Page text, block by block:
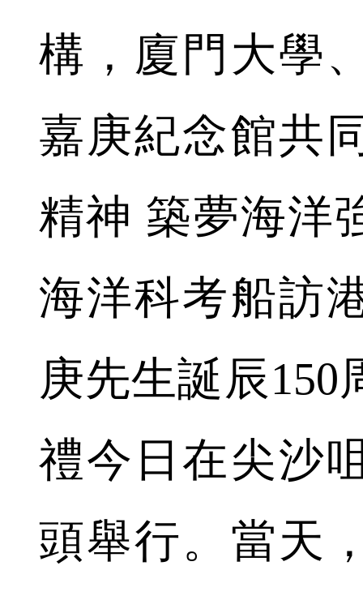
構，廈門大學
嘉庚紀念館共
精神 築夢海
海洋科考船訪
庚先生誕辰
禮今日在尖沙
頭舉行。當天